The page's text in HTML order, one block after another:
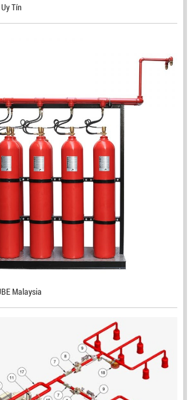
LỬA IR3 RX500 CHỐNG CHÁY NỔ TIÊU
CHUẨN FM HÀN QUỐC
LIÊN HỆ
Mã sản phẩm: RX500
Tín
Malaysia